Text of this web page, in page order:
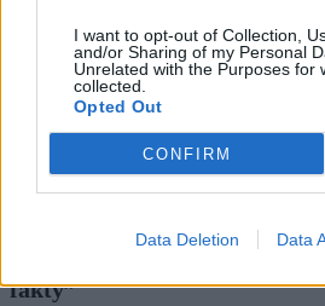
I want to opt-out of Collection,
and/or Sharing of my Personal
Unrelated with the Purposes for
collected.
Opted Out
CONFIRM
Data Deletion Data
fakty”